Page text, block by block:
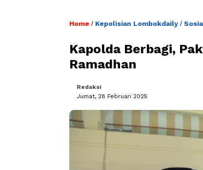
Home / Kepolisian Lombokdaily /
Kapolda Berbagi,
Ramadhan
Redaksi
Jumat, 28 Februari 2025